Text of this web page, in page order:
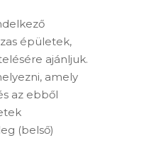
épületek,
ajánljuk.
amely
az ebből
(belső)